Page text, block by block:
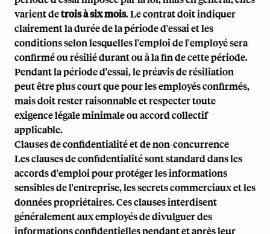
varient detrois à six mois. Le contrat doit indiquer
clairement la durée de la période d'essai et les
conditions selon lesquelles l'emploi de l'employé sera
confirmé ou résilié durant ou à la fin de cette période.
Pendant la période d'essai, le préavis de résiliation
peut être plus court que pour les employés confirmés,
mais doit rester raisonnable et respecter toute
exigence légale minimale ou accord collectif
applicable.
Clauses de confidentialité et de non-concurrence
Les clauses de confidentialité sont standard dans les
accords d'emploi pour protéger les informations
sensibles de l'entreprise, les secrets commerciaux et les
données propriétaires. Ces clauses interdisent
généralement aux employés de divulguer des
informations confidentielles pendant et après leur